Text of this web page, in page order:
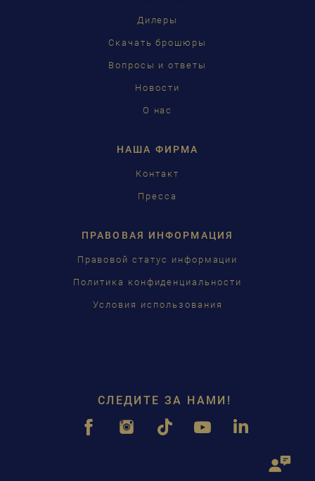
Дилеры
Скачать брошюры
Вопросы и ответы
Новости
О нас
НАША ФИРМА
Контакт
Пресса
ПРАВОВАЯ ИНФОРМАЦИЯ
Правовой статус информации
Политика конфиденциальности
Условия использования
СЛЕДИТЕ ЗА НАМИ!